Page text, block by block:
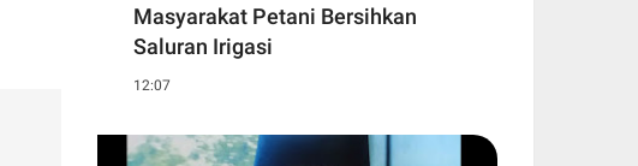
Masyarakat Petani Bersihkan
Saluran Irigasi
12:07